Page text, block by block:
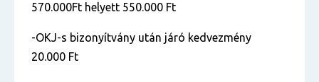
570.000Ft helyett 550.000 Ft
-OKJ-s bizonyítvány után járó kedvezmény
20.000 Ft